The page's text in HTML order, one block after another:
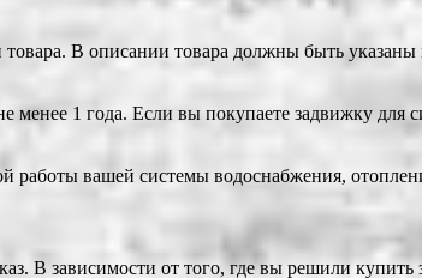
В описании товара должны быть указаны
менее 1 года. Если вы покупаете задвижку
работы вашей системы водоснабжения,
В зависимости от того, где вы решили